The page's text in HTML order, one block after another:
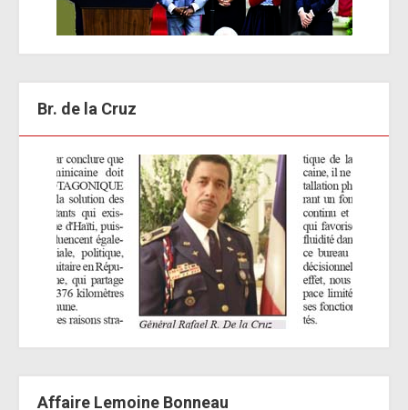
Br. de la Cruz
Affaire Lemoine Bonneau